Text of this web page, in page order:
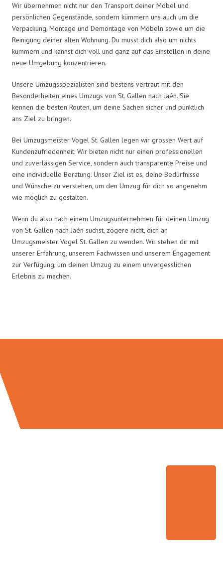
Wir übernehmen nicht nur den Transport deiner Möbel und
persönlichen Gegenstände, sondern kümmern uns auch um die
Verpackung, Montage und Demontage von Möbeln sowie um die
Reinigung deiner alten Wohnung. Du musst dich also um nichts
kümmern und kannst dich voll und ganz auf das Einstellen in deine
neue Umgebung konzentrieren.
Unsere Umzugsspezialisten sind bestens vertraut mit den
Besonderheiten eines Umzugs von St. Gallen nach Jaén. Sie
kennen die besten Routen, um deine Sachen sicher und pünktlich
ans Ziel zu bringen.
Bei Umzugsmeister Vogel St. Gallen legen wir grossen Wert auf
Kundenzufriedenheit. Wir bieten nicht nur einen professionellen
und zuverlässigen Service, sondern auch transparente Preise und
eine individuelle Beratung. Unser Ziel ist es, deine Bedürfnisse
und Wünsche zu verstehen, um den Umzug für dich so angenehm
wie möglich zu gestalten.
Wenn du also nach einem Umzugsunternehmen für deinen Umzug
von St. Gallen nach Jaén suchst, zögere nicht, dich an
Umzugsmeister Vogel St. Gallen zu wenden. Wir stehen dir mit
unserer Erfahrung, unserem Fachwissen und unserem Engagement
zur Verfügung, um deinen Umzug zu einem unvergesslichen
Erlebnis zu machen.